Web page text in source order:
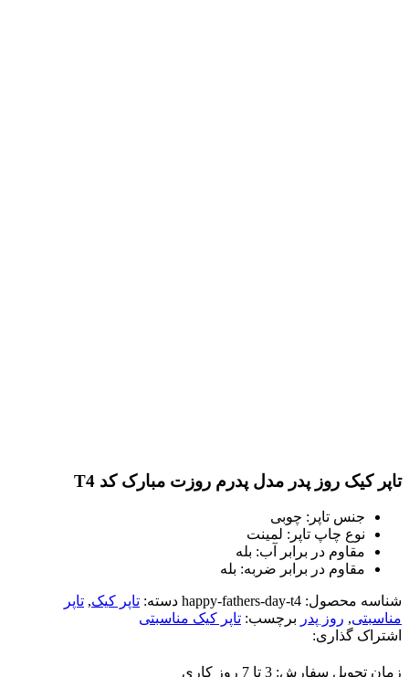
تاپر کیک روز پدر مدل پدرم روزت مبارک کد T4
جنس تاپر: چوبی
نوع چاپ تاپر: لمینت
مقاوم در برابر آب: بله
مقاوم در برابر ضربه: بله
شناسه محصول: happy-fathers-day-t4 دسته: تاپر کیک, تاپر
مناسبتی, روز پدر برچسب: تاپر کیک مناسبتی
اشتراک گذاری:
زمان تحویل سفارش: 3 تا 7 روز کاری